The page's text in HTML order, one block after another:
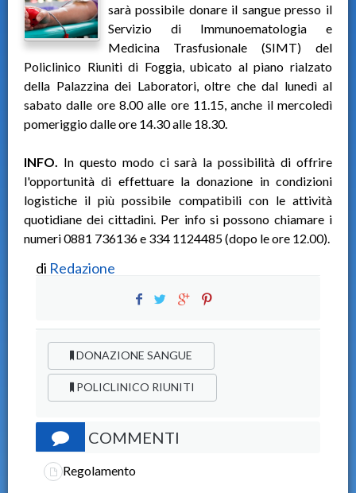
sarà possibile donare il sangue presso il
Servizio di Immunoematologia e
Medicina Trasfusionale (SIMT) del
Policlinico Riuniti di Foggia, ubicato al piano rialzato
della Palazzina dei Laboratori, oltre che dal lunedì al
sabato dalle ore 8.00 alle ore 11.15, anche il mercoledì
pomeriggio dalle ore 14.30 alle 18.30.
INFO. In questo modo ci sarà la possibilità di offrire
l'opportunità di effettuare la donazione in condizioni
logistiche il più possibile compatibili con le attività
quotidiane dei cittadini. Per info si possono chiamare i
numeri 0881 736136 e 334 1124485 (dopo le ore 12.00).
di Redazione
DONAZIONE SANGUE
POLICLINICO RIUNITI
COMMENTI
Regolamento